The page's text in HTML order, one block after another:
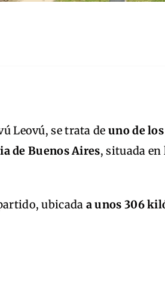
Leovú, se trata de uno de los
de Buenos Aires, situada
ubicada a unos 306